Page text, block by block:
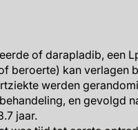
of darapladib, een
beroerte) kan verlagen
werden
en gevolgd
jaar.